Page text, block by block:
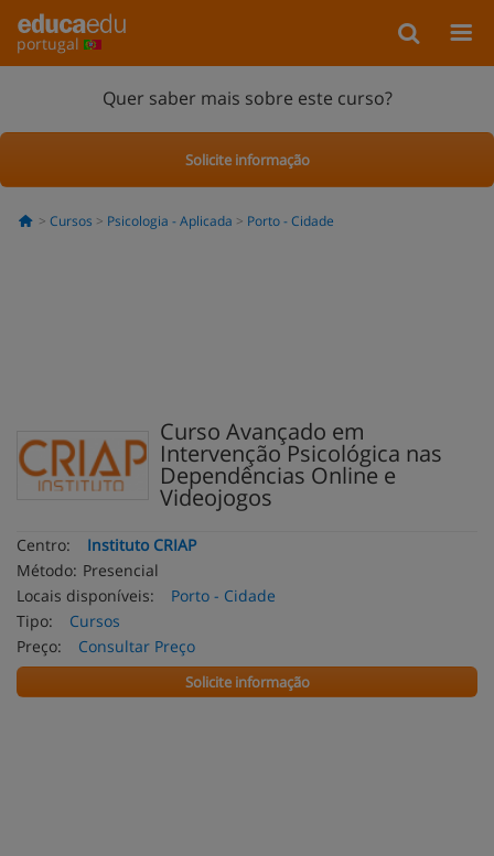
portugal
Quer saber mais sobre este curso?
Solicite informação
Cursos Psicologia - Aplicada Porto - Cidade
Curso Avançado em
Intervenção Psicológica nas
Dependências Online e
Videojogos
Centro:
Instituto CRIAP
Método: Presencial
Locais disponíveis:
Porto - Cidade
Tipo:
Cursos
Preço:
Consultar Preço
Solicite informação